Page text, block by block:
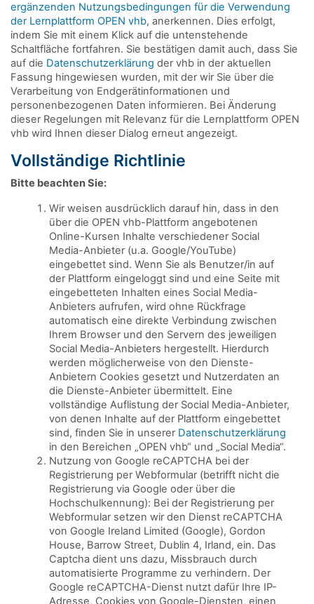
ergänzenden Nutzungsbedingungen für die Verwendung
der Lernplattform OPEN vhb, anerkennen. Dies erfolgt,
indem Sie mit einem Klick auf die untenstehende
Schaltfläche fortfahren. Sie bestätigen damit auch, dass Sie
auf die Datenschutzerklärung der vhb in der aktuellen
Fassung hingewiesen wurden, mit der wir Sie über die
Verarbeitung von Endgerätinformationen und
personenbezogenen Daten informieren. Bei Änderung
dieser Regelungen mit Relevanz für die Lernplattform OPEN
vhb wird Ihnen dieser Dialog erneut angezeigt.
Vollständige Richtlinie
Bitte beachten Sie:
Wir weisen ausdrücklich darauf hin, dass in den
über die OPEN vhb-Plattform angebotenen
Online-Kursen Inhalte verschiedener Social
Media-Anbieter (u.a. Google/YouTube)
eingebettet sind. Wenn Sie als Benutzer/in auf
der Plattform eingeloggt sind und eine Seite mit
eingebetteten Inhalten eines Social Media-
Anbieters aufrufen, wird ohne Rückfrage
automatisch eine direkte Verbindung zwischen
Ihrem Browser und den Servern des jeweiligen
Social Media-Anbieters hergestellt. Hierdurch
werden möglicherweise von den Dienste-
Anbietern Cookies gesetzt und Nutzerdaten an
die Dienste-Anbieter übermittelt. Eine
vollständige Auflistung der Social Media-Anbieter,
von denen Inhalte auf der Plattform eingebettet
sind, finden Sie in unserer Datenschutzerklärung
in den Bereichen „OPEN vhb“ und „Social Media“.
Nutzung von Google reCAPTCHA bei der
Registrierung per Webformular (betrifft nicht die
Registrierung via Google oder über die
Hochschulkennung): Bei der Registrierung per
Webformular setzen wir den Dienst reCAPTCHA
von Google Ireland Limited (Google), Gordon
House, Barrow Street, Dublin 4, Irland, ein. Das
Captcha dient uns dazu, Missbrauch durch
automatisierte Programme zu verhindern. Der
Google reCAPTCHA-Dienst nutzt dafür Ihre IP-
Adresse, Cookies von Google-Diensten, einen